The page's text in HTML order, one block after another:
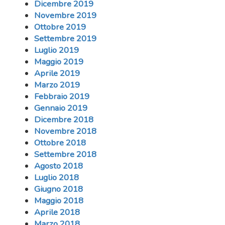
Dicembre 2019
Novembre 2019
Ottobre 2019
Settembre 2019
Luglio 2019
Maggio 2019
Aprile 2019
Marzo 2019
Febbraio 2019
Gennaio 2019
Dicembre 2018
Novembre 2018
Ottobre 2018
Settembre 2018
Agosto 2018
Luglio 2018
Giugno 2018
Maggio 2018
Aprile 2018